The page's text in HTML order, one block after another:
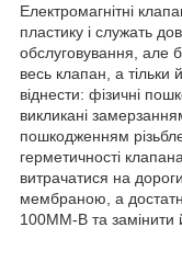
Електромагнітні
пластику і служать
обслуговування, але
весь клапан, а тільки
віднести: фізичні
викликані
пошкодженням
герметичності
витрачатися на
мембраною, а
100MM-B та замінити